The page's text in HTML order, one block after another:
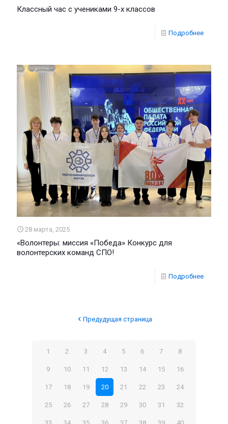
Классный час с учениками 9-х классов
Подробнее
28 марта, 2025
«Волонтеры: миссия «Победа» Конкурс для
волонтерских команд СПО!
Подробнее
Предудущая страница
1 2 3 4 5 6 7 8
9 10 11 12 13 14 15 16
17 18 19 20 21 22 23 24
25 26 27 28 29 30 31 32